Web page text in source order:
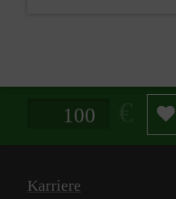
Spendenbetrag in Euro
Karriere